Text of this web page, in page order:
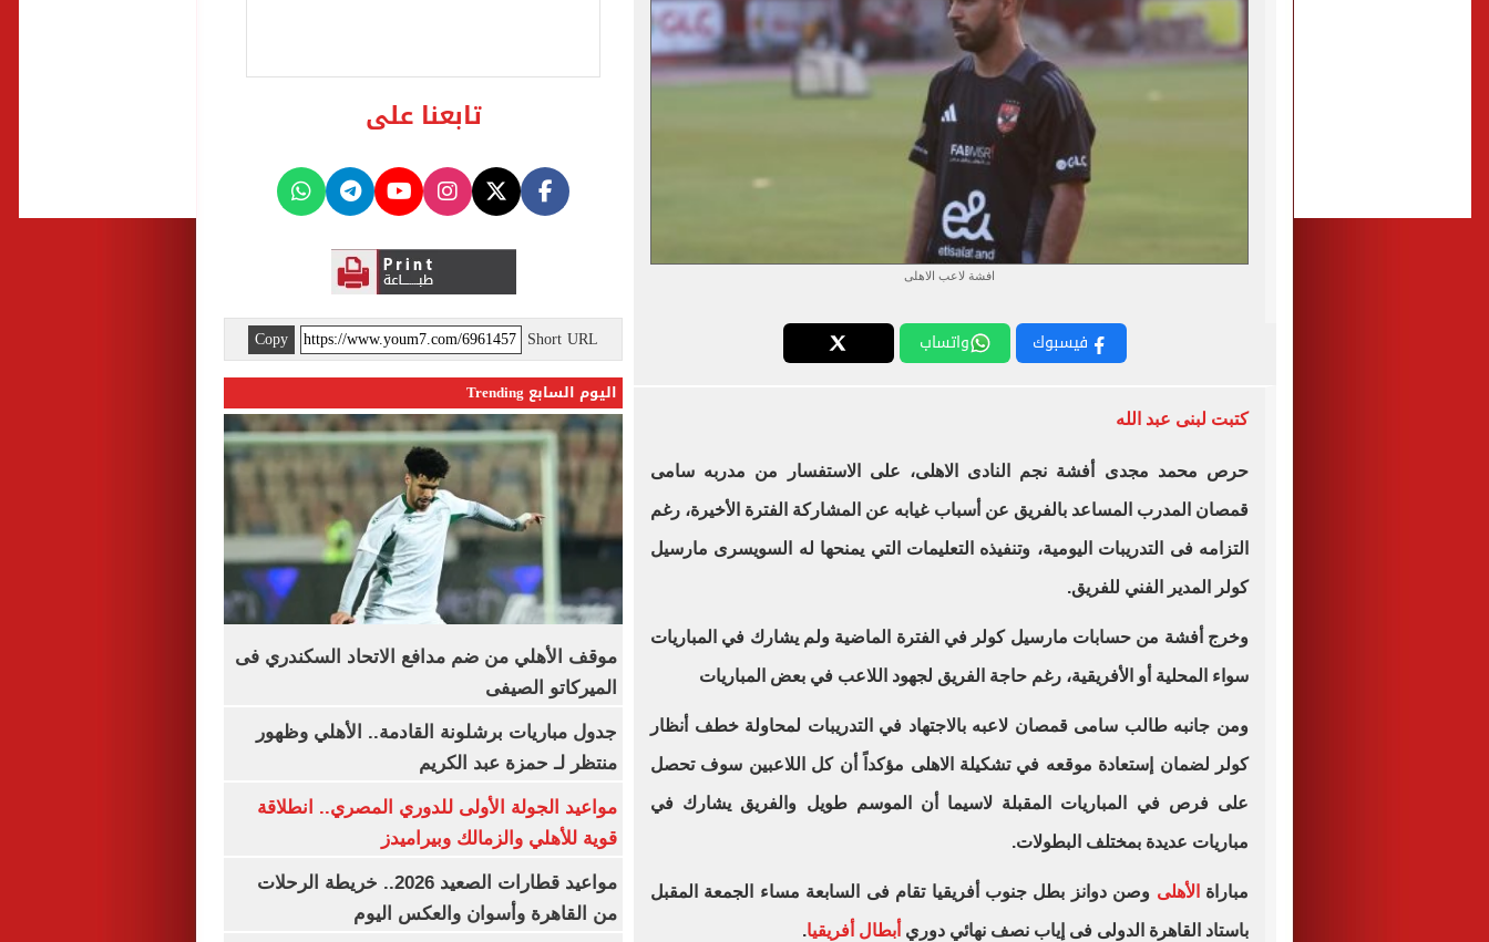
افشة لاعب الاهلى
فيسبوك واتساب
كتبت لبنى عبد الله
حرص محمد مجدى أفشة نجم النادى الاهلى، على الاستفسار من مدربه سامى
قمصان المدرب المساعد بالفريق عن أسباب غيابه عن المشاركة الفترة الأخيرة، رغم
التزامه فى التدريبات اليومية، وتنفيذه التعليمات التي يمنحها له السويسرى مارسيل
كولر المدير الفني للفريق.
وخرج أفشة من حسابات مارسيل كولر في الفترة الماضية ولم يشارك في المباريات
سواء المحلية أو الأفريقية، رغم حاجة الفريق لجهود اللاعب في بعض المباريات
ومن جانبه طالب سامى قمصان لاعبه بالاجتهاد في التدريبات لمحاولة خطف أنظار
كولر لضمان إستعادة موقعه في تشكيلة الاهلى مؤكداً أن كل اللاعبين سوف تحصل
على فرص في المباريات المقبلة لاسيما أن الموسم طويل والفريق يشارك في
مباريات عديدة بمختلف البطولات.
مباراة الأهلى وصن دوانز بطل جنوب أفريقيا تقام فى السابعة مساء الجمعة المقبل
باستاد القاهرة الدولى فى إياب نصف نهائي دوري أبطال أفريقيا.
تابعنا على
Short URL
Copy
اليوم السابع Trending
موقف الأهلي من ضم مدافع الاتحاد السكندري فى
الميركاتو الصيفى
جدول مباريات برشلونة القادمة.. الأهلي وظهور
منتظر لـ حمزة عبد الكريم
مواعيد الجولة الأولى للدوري المصري.. انطلاقة
قوية للأهلي والزمالك وبيراميدز
مواعيد قطارات الصعيد 2026.. خريطة الرحلات
من القاهرة وأسوان والعكس اليوم